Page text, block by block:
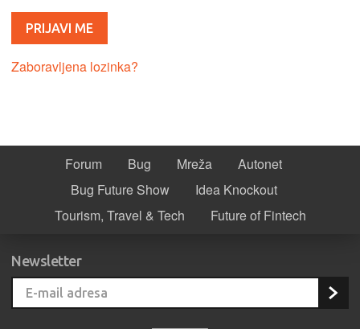
Zaboravljena lozinka?
Forum Bug Mreža
Autonet
Bug Future Show
Idea Knockout
Tourism, Travel & Tech
Future of Fintech
Newsletter